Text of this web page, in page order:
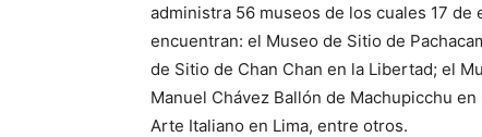
administra 56 museos de los cuales 17
encuentran: el Museo de Sitio de
de Sitio de Chan Chan en la Libertad; el
Manuel Chávez Ballón de Machupicchu
Arte Italiano en Lima, entre otros.